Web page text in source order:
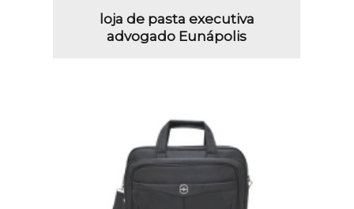
loja de pasta executiva
advogado Eunápolis